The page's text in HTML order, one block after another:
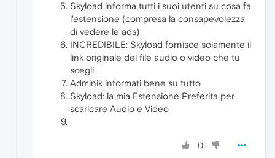
Skyload informa tutti i suoi utenti su cosa fa
l'estensione (compresa la consapevolezza
di vedere le ads)
INCREDIBILE: Skyload fornisce solamente il
link originale del file audio o video che tu
scegli
Adminik informati bene su tutto
Skyload: la mia Estensione Preferita per
scaricare Audio e Video
0